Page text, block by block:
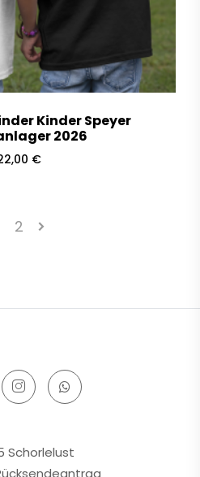
Kinder Speyer
2026
€
2
Schorlelust